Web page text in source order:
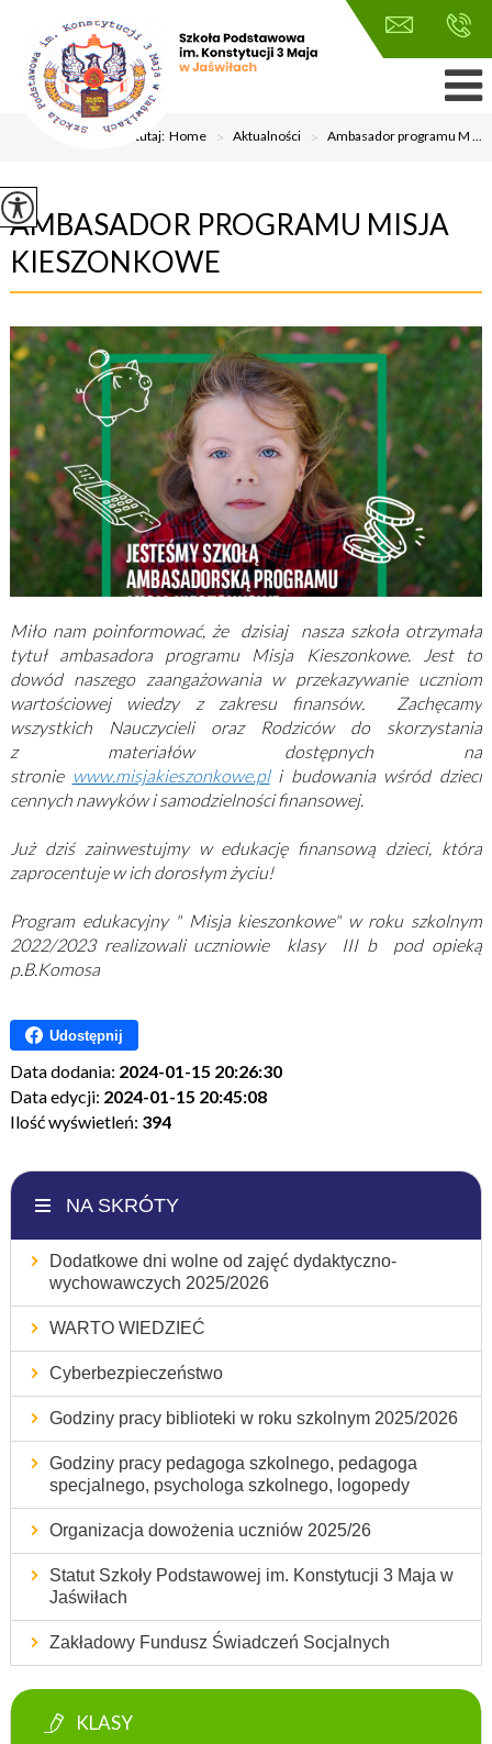
Jesteś tutaj:Home > Aktualności > Ambasador programu M ...
AMBASADOR PROGRAMU MISJA
KIESZONKOWE
Miło nam poinformować, że dzisiaj nasza szkoła otrzymała
tytuł ambasadora programu Misja Kieszonkowe. Jest to
dowód naszego zaangażowania w przekazywanie uczniom
wartościowej wiedzy z zakresu finansów. Zachęcamy
wszystkich Nauczycieli oraz Rodziców do skorzystania
z materiałów dostępnych na
stronie www.misjakieszonkowe.pli budowania wśród dzieci
cennych nawyków i samodzielności finansowej.
Już dziś zainwestujmy w edukację finansową dzieci, która
zaprocentuje w ich dorosłym życiu!
Program edukacyjny " Misja kieszonkowe" w roku szkolnym
2022/2023 realizowali uczniowie klasy III b pod opieką
p.B.Komosa
Udostępnij
Data dodania: 2024-01-15 20:26:30
Data edycji: 2024-01-15 20:45:08
Ilość wyświetleń: 394
NA SKRÓTY
Dodatkowe dni wolne od zajęć dydaktyczno-
wychowawczych 2025/2026
WARTO WIEDZIEĆ
Cyberbezpieczeństwo
Godziny pracy biblioteki w roku szkolnym 2025/2026
Godziny pracy pedagoga szkolnego, pedagoga
specjalnego, psychologa szkolnego, logopedy
Organizacja dowożenia uczniów 2025/26
Statut Szkoły Podstawowej im. Konstytucji 3 Maja w
Jaświłach
Zakładowy Fundusz Świadczeń Socjalnych
KLASY